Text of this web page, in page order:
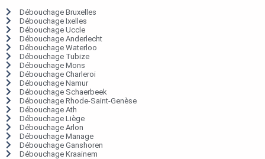
Débouchage Bruxelles
Débouchage Ixelles
Débouchage Uccle
Débouchage Anderlecht
Débouchage Waterloo
Débouchage Tubize
Débouchage Mons
Débouchage Charleroi
Débouchage Namur
Débouchage Schaerbeek
Débouchage Rhode-Saint-Genèse
Débouchage Ath
Débouchage Liège
Débouchage Arlon
Débouchage Manage
Débouchage Ganshoren
Débouchage Kraainem